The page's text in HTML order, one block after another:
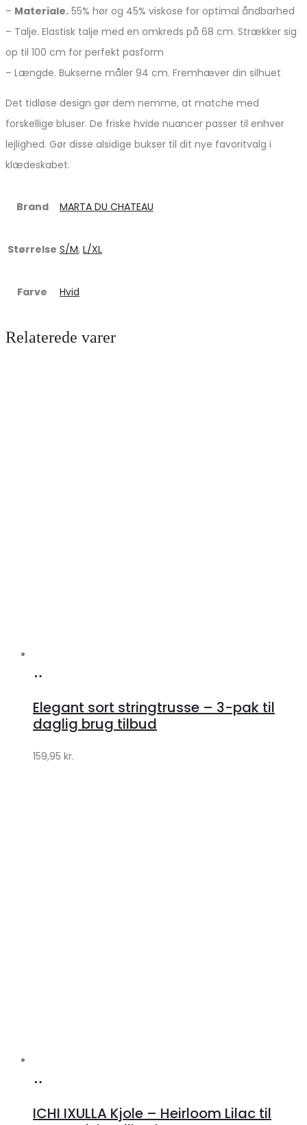
– Materiale. 55% hør og 45% viskose for optimal åndbarhed
– Talje. Elastisk talje med en omkreds på 68 cm. Strækker sig
op til 100 cm for perfekt pasform
– Længde. Bukserne måler 94 cm. Fremhæver din silhuet
Det tidløse design gør dem nemme, at matche med
forskellige bluser. De friske hvide nuancer passer til enhver
lejlighed. Gør disse alsidige bukser til dit nye favoritvalg i
klædeskabet.
Brand MARTA DU CHATEAU
Størrelse S/M, L/XL
Farve Hvid
Relaterede varer
Klædeskabet.dk
Elegant sort stringtrusse – 3-pak til
daglig brug tilbud
159,95 kr.
Klædeskabet.dk
ICHI IXULLA Kjole – Heirloom Lilac til